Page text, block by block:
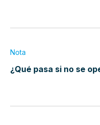
Nota
¿Qué pasa si no se